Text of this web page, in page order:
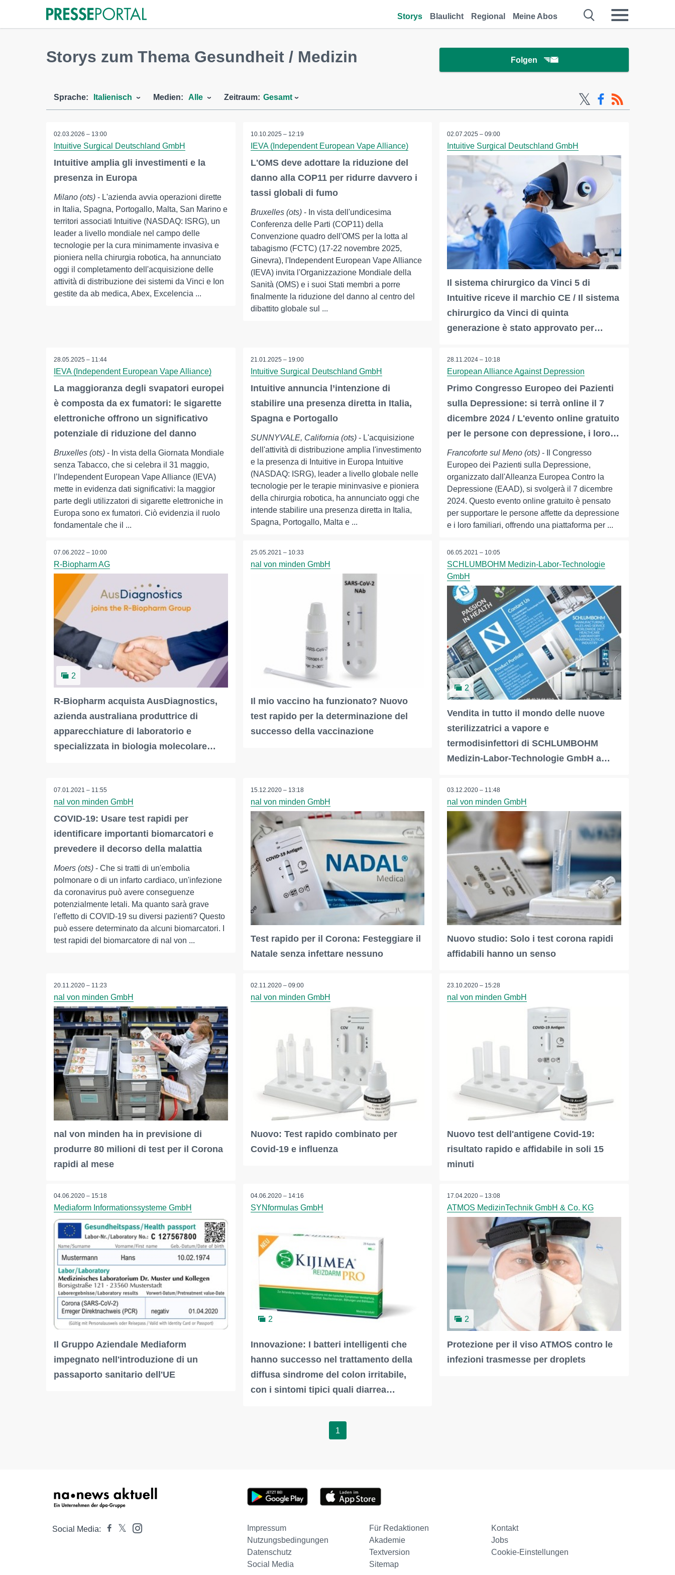
Storys Blaulicht Regional Meine Abos
Storys zum Thema Gesundheit / Medizin Folgen
Sprache: Italienisch Medien: Alle Zeitraum: Gesamt
02.03.2026 – 13:00
Intuitive Surgical Deutschland GmbH
Intuitive amplia gli investimenti e la
presenza in Europa
Milano (ots) - L'azienda avvia operazioni dirette
in Italia, Spagna, Portogallo, Malta, San Marino e
territori associati Intuitive (NASDAQ: ISRG), un
leader a livello mondiale nel campo delle
tecnologie per la cura minimamente invasiva e
pioniera nella chirurgia robotica, ha annunciato
oggi il completamento dell'acquisizione delle
attività di distribuzione dei sistemi da Vinci e Ion
gestite da ab medica, Abex, Excelencia ...
10.10.2025 – 12:19
IEVA (Independent European Vape Alliance)
L'OMS deve adottare la riduzione del
danno alla COP11 per ridurre davvero i
tassi globali di fumo
Bruxelles (ots)- In vista dell'undicesima
Conferenza delle Parti (COP11) della
Convenzione quadro dell'OMS per la lotta al
tabagismo (FCTC) (17-22 novembre 2025,
Ginevra), l'Independent European Vape Alliance
(IEVA) invita l'Organizzazione Mondiale della
Sanità (OMS) e i suoi Stati membri a porre
finalmente la riduzione del danno al centro del
dibattito globale sul ...
02.07.2025 – 09:00
Intuitive Surgical Deutschland GmbH
Il sistema chirurgico da Vinci 5 di
Intuitive riceve il marchio CE / Il sistema
chirurgico da Vinci di quinta
generazione è stato approvato per…
28.05.2025 – 11:44
IEVA (Independent European Vape Alliance)
La maggioranza degli svapatori europei
è composta da ex fumatori: le sigarette
elettroniche offrono un significativo
potenziale di riduzione del danno
Bruxelles (ots) - In vista della Giornata Mondiale
senza Tabacco, che si celebra il 31 maggio,
l’Independent European Vape Alliance (IEVA)
mette in evidenza dati significativi: la maggior
parte degli utilizzatori di sigarette elettroniche in
Europa sono ex fumatori. Ciò evidenzia il ruolo
fondamentale che il ...
21.01.2025 – 19:00
Intuitive Surgical Deutschland GmbH
Intuitive annuncia l’intenzione di
stabilire una presenza diretta in Italia,
Spagna e Portogallo
SUNNYVALE, California (ots)- L'acquisizione
dell'attività di distribuzione amplia l'investimento
e la presenza di Intuitive in Europa Intuitive
(NASDAQ: ISRG), leader a livello globale nelle
tecnologie per le terapie mininvasive e pioniera
della chirurgia robotica, ha annunciato oggi che
intende stabilire una presenza diretta in Italia,
Spagna, Portogallo, Malta e ...
28.11.2024 – 10:18
European Alliance Against Depression
Primo Congresso Europeo dei Pazienti
sulla Depressione: si terrà online il 7
dicembre 2024 / L'evento online gratuito
per le persone con depressione, i loro…
Francoforte sul Meno (ots) - Il Congresso
Europeo dei Pazienti sulla Depressione,
organizzato dall'Alleanza Europea Contro la
Depressione (EAAD), si svolgerà il 7 dicembre
2024. Questo evento online gratuito è pensato
per supportare le persone affette da depressione
e i loro familiari, offrendo una piattaforma per ...
07.06.2022 – 10:00
R-Biopharm AG
2
R-Biopharm acquista AusDiagnostics,
azienda australiana produttrice di
apparecchiature di laboratorio e
specializzata in biologia molecolare…
25.05.2021 – 10:33
nal von minden GmbH
Il mio vaccino ha funzionato? Nuovo
test rapido per la determinazione del
successo della vaccinazione
06.05.2021 – 10:05
SCHLUMBOHM Medizin-Labor-Technologie
GmbH
2
Vendita in tutto il mondo delle nuove
sterilizzatrici a vapore e
termodisinfettori di SCHLUMBOHM
Medizin-Labor-Technologie GmbH a…
07.01.2021 – 11:55
nal von minden GmbH
COVID-19: Usare test rapidi per
identificare importanti biomarcatori e
prevedere il decorso della malattia
Moers (ots) - Che si tratti di un'embolia
polmonare o di un infarto cardiaco, un'infezione
da coronavirus può avere conseguenze
potenzialmente letali. Ma quanto sarà grave
l'effetto di COVID-19 su diversi pazienti? Questo
può essere determinato da alcuni biomarcatori. I
test rapidi del biomarcatore di nal von ...
15.12.2020 – 13:18
nal von minden GmbH
Test rapido per il Corona: Festeggiare il
Natale senza infettare nessuno
03.12.2020 – 11:48
nal von minden GmbH
Nuovo studio: Solo i test corona rapidi
affidabili hanno un senso
20.11.2020 – 11:23
nal von minden GmbH
nal von minden ha in previsione di
produrre 80 milioni di test per il Corona
rapidi al mese
02.11.2020 – 09:00
nal von minden GmbH
Nuovo: Test rapido combinato per
Covid-19 e influenza
23.10.2020 – 15:28
nal von minden GmbH
Nuovo test dell'antigene Covid-19:
risultato rapido e affidabile in soli 15
minuti
04.06.2020 – 15:18
Mediaform Informationssysteme GmbH
Il Gruppo Aziendale Mediaform
impegnato nell'introduzione di un
passaporto sanitario dell'UE
04.06.2020 – 14:16
SYNformulas GmbH
2
Innovazione: I batteri intelligenti che
hanno successo nel trattamento della
diffusa sindrome del colon irritabile,
con i sintomi tipici quali diarrea…
17.04.2020 – 13:08
ATMOS MedizinTechnik GmbH & Co. KG
2
Protezione per il viso ATMOS contro le
infezioni trasmesse per droplets
1
Social Media: Impressum Für Redaktionen
Kontakt
Nutzungsbedingungen
Akademie
Jobs
Datenschutz
Textversion
Cookie-Einstellungen
Social Media
Sitemap